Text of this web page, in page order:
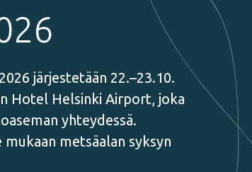
järjestetään 22.–23.10.
Hotel Helsinki Airport, joka
yhteydessä.
metsäalan syksyn